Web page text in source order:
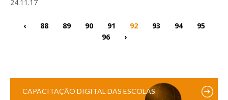
24.11.17
‹ 88 89 90 91 92 93 94
95
96
›
CAPACITAÇÃO DIGITAL DAS ESCOLAS